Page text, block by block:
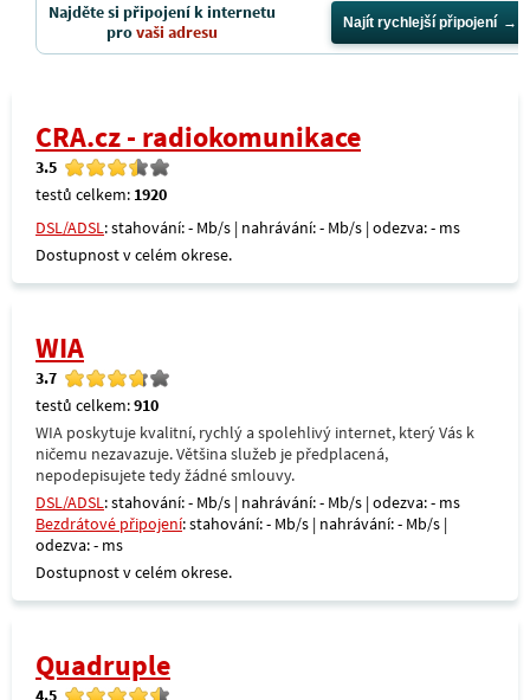
Najděte si připojení k internetu
provaši adresu Najít rychlejší připojení
CRA.cz - radiokomunikace
3.5
testů celkem: 1920
DSL/ADSL: stahování: - Mb/s | nahrávání: - Mb/s | odezva: - ms
Dostupnost v celém okrese.
WIA
3.7
testů celkem:910
WIA poskytuje kvalitní, rychlý a spolehlivý internet, který Vás k
ničemu nezavazuje. Většina služeb je předplacená,
nepodepisujete tedy žádné smlouvy.
DSL/ADSL: stahování: - Mb/s | nahrávání: - Mb/s | odezva: - ms
Bezdrátové připojení: stahování: - Mb/s | nahrávání: - Mb/s |
odezva: - ms
Dostupnost v celém okrese.
Quadruple
4.5